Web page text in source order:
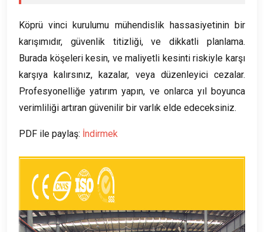
Köprü vinci kurulumu mühendislik hassasiyetinin bir
karışımıdır, güvenlik titizliği, ve dikkatli planlama.
Burada köşeleri kesin, ve maliyetli kesinti riskiyle karşı
karşıya kalırsınız, kazalar, veya düzenleyici cezalar.
Profesyonelliğe yatırım yapın, ve onlarca yıl boyunca
verimliliği artıran güvenilir bir varlık elde edeceksiniz.
PDF ile paylaş: İndirmek